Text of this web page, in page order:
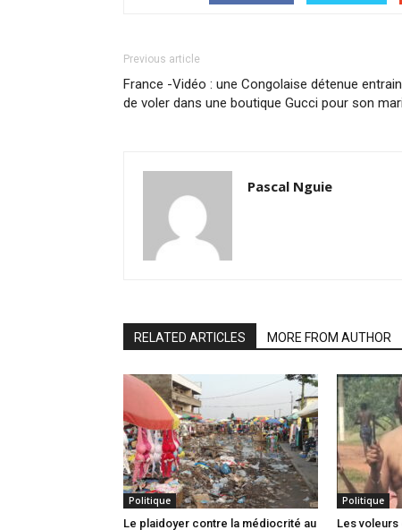
Previous article
France -Vidéo : une Congolaise détenue entrain
de voler dans une boutique Gucci pour son mari
Pascal Nguie
RELATED ARTICLES MORE FROM AUTHOR
Politique
Le plaidoyer contre la médiocrité au
Politique
Les voleurs